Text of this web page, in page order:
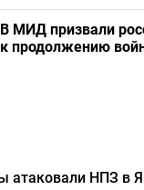
В МИД призвали
к продолжению